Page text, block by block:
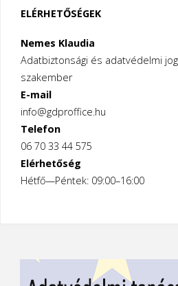
ELÉRHETŐSÉGEK
Nemes Klaudia
Adatbiztonsági és adatvédelmi
szakember
E-mail
info@gdproffice.hu
Telefon
06 70 33 44 575
Elérhetőség
Hétfő—Péntek: 09:00–16:00